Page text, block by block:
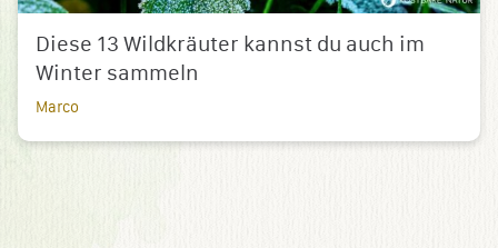
Diese 13 Wildkräuter kannst du auch im
Winter sammeln
Marco